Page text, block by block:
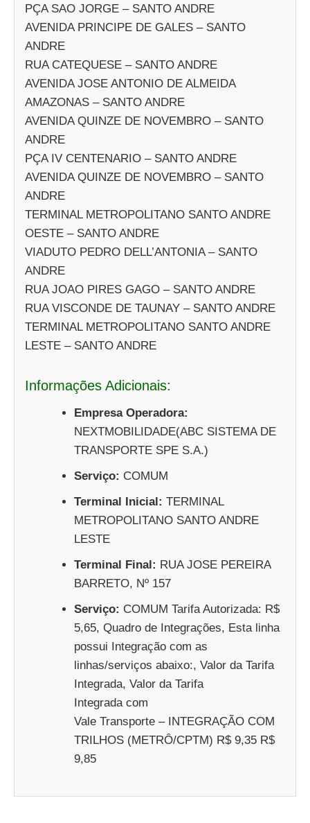
PÇA SAO JORGE – SANTO ANDRE
AVENIDA PRINCIPE DE GALES – SANTO
ANDRE
RUA CATEQUESE – SANTO ANDRE
AVENIDA JOSE ANTONIO DE ALMEIDA
AMAZONAS – SANTO ANDRE
AVENIDA QUINZE DE NOVEMBRO – SANTO
ANDRE
PÇA IV CENTENARIO – SANTO ANDRE
AVENIDA QUINZE DE NOVEMBRO – SANTO
ANDRE
TERMINAL METROPOLITANO SANTO ANDRE
OESTE – SANTO ANDRE
VIADUTO PEDRO DELL’ANTONIA – SANTO
ANDRE
RUA JOAO PIRES GAGO – SANTO ANDRE
RUA VISCONDE DE TAUNAY – SANTO ANDRE
TERMINAL METROPOLITANO SANTO ANDRE
LESTE – SANTO ANDRE
Informações Adicionais:
Empresa Operadora:
NEXTMOBILIDADE(ABC SISTEMA DE
TRANSPORTE SPE S.A.)
Serviço: COMUM
Terminal Inicial: TERMINAL
METROPOLITANO SANTO ANDRE
LESTE
Terminal Final: RUA JOSE PEREIRA
BARRETO, Nº 157
Serviço: COMUM Tarifa Autorizada: R$
5,65, Quadro de Integrações, Esta linha
possui Integração com as
linhas/serviços abaixo:, Valor da Tarifa
Integrada, Valor da Tarifa
Integrada com
Vale Transporte – INTEGRAÇÃO COM
TRILHOS (METRÔ/CPTM) R$ 9,35 R$
9,85